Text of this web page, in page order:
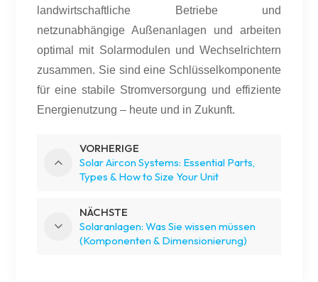
landwirtschaftliche Betriebe und
netzunabhängige Außenanlagen und arbeiten
optimal mit Solarmodulen und Wechselrichtern
zusammen. Sie sind eine Schlüsselkomponente
für eine stabile Stromversorgung und effiziente
Energienutzung – heute und in Zukunft.
VORHERIGE
Solar Aircon Systems: Essential Parts,
Types & How to Size Your Unit
NÄCHSTE
Solaranlagen: Was Sie wissen müssen
(Komponenten & Dimensionierung)